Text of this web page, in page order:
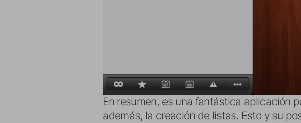
En resumen, es una fantástica aplicación
además, la creación de listas. Esto y su